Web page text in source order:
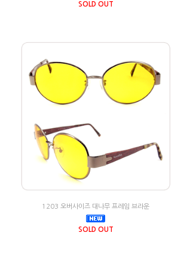
SOLD OUT
1203 오버사이즈 대나무 프레임 브라운
SOLD OUT